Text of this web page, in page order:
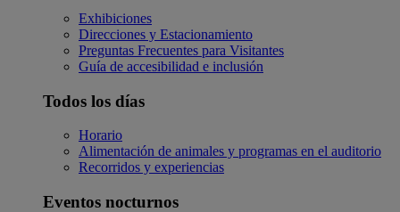
Exhibiciones
Direcciones y Estacionamiento
Preguntas Frecuentes para Visitantes
Guía de accesibilidad e inclusión
Todos los días
Horario
Alimentación de animales y programas en el auditorio
Recorridos y experiencias
Eventos nocturnos